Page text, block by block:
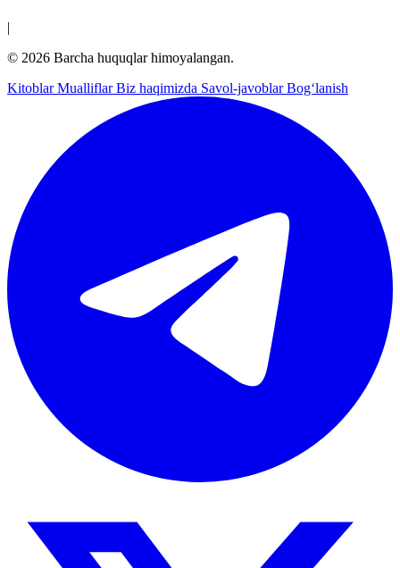
|
© 2026 Barcha huquqlar himoyalangan.
KitoblarMualliflarBiz haqimizda Savol-javoblarBog‘lanish